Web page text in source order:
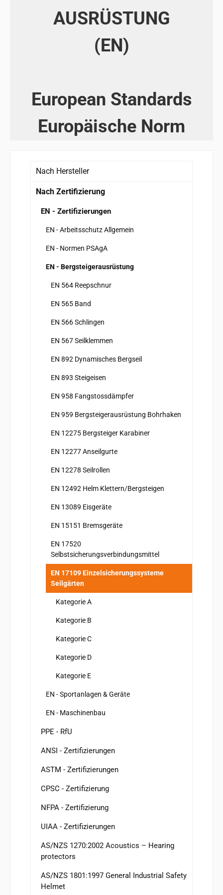
AUSRÜSTUNG
(EN)
European Standards
Europäische Norm
Nach Hersteller
Nach Zertifizierung
EN - Zertifizierungen
EN - Arbeitsschutz Allgemein
EN - Normen PSAgA
EN - Bergsteigerausrüstung
EN 564 Reepschnur
EN 565 Band
EN 566 Schlingen
EN 567 Seilklemmen
EN 892 Dynamisches Bergseil
EN 893 Steigeisen
EN 958 Fangstossdämpfer
EN 959 Bergsteigerausrüstung Bohrhaken
EN 12275 Bergsteiger Karabiner
EN 12277 Anseilgurte
EN 12278 Seilrollen
EN 12492 Helm Klettern/Bergsteigen
EN 13089 Eisgeräte
EN 15151 Bremsgeräte
EN 17520
Selbstsicherungsverbindungsmittel
EN 17109 Einzelsicherungssysteme
Seilgärten
Kategorie A
Kategorie B
Kategorie C
Kategorie D
Kategorie E
EN - Sportanlagen & Geräte
EN - Maschinenbau
PPE - RfU
ANSI - Zertifizierungen
ASTM - Zertifizierungen
CPSC - Zertifizierung
NFPA - Zertifizierung
UIAA - Zertifizierungen
AS/NZS 1270:2002 Acoustics – Hearing
protectors
AS/NZS 1801:1997 General Industrial Safety
Helmet